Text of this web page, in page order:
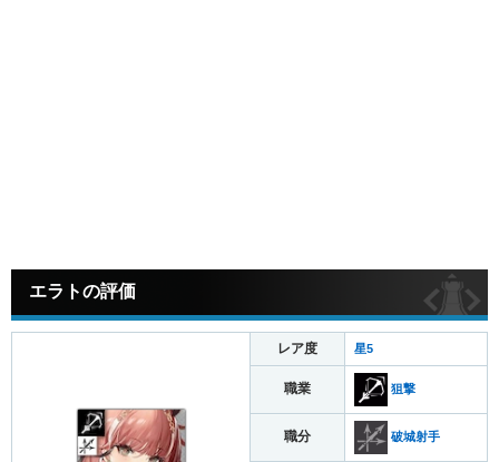
エラトの評価
レア度 星5
職業 狙撃
職分 破城射手